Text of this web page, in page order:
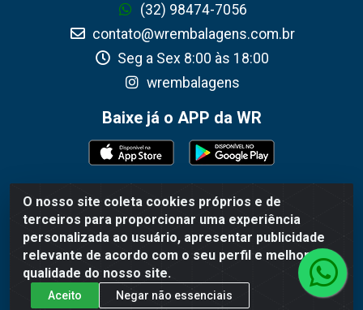
O nosso site coleta cookies próprios e de
terceiros para proporcionar uma experiência
personalizada ao usuário, apresentar publicidade
relevante de acordo com o seu perfil e melhorar a
qualidade do nosso site.
Aceito Negar não essenciais
(32) 98474-7056
contato@wrembalagens.com.br
Seg a Sex 8:00 às 18:00
wrembalagens
Baixe já o APP da WR
WR Embalagens - R. Cel. Teodoro Gomes de Araújo, 1360 -
Grogotó - Barbacena / MG - CEP 36202-628 - CNPJ
02.692.206/0001-55